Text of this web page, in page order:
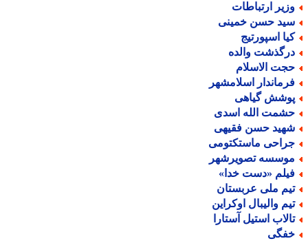
ارتباطات
حسن خمینی
اسپورتیج
والده
الاسلام
اسلامشهر
گیاهی
الله اسدی
حسن فقیهی
ماستکتومی
تصویرشهر
«دست خدا»
ملی عربستان
والیبال اوکراین
استیل آستارا